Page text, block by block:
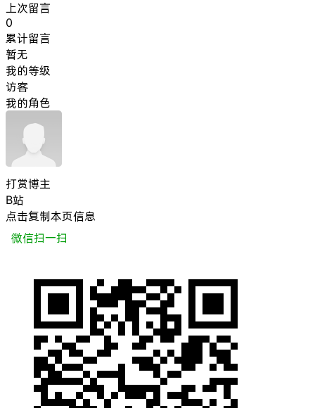
上次留言
0
累计留言
暂无
我的等级
访客
我的角色
打赏博主
B站
点击复制本页信息
微信扫一扫